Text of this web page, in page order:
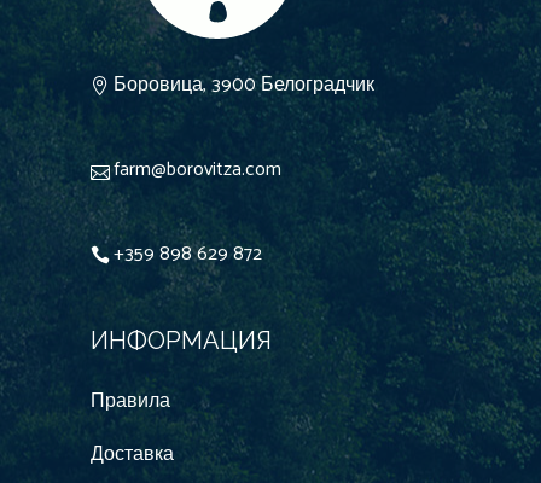
Боровица, 3900 Белоградчик
farm@borovitza.com
+359 898 629 872
ИНФОРМАЦИЯ
Правила
Доставка